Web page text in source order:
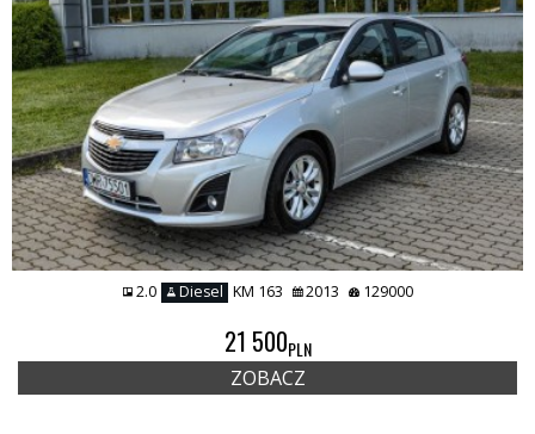
2.0 Diesel KM 163 2013 129000
21 500PLN
ZOBACZ